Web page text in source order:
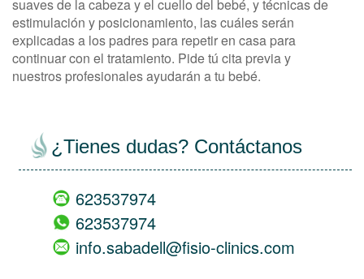
suaves de la cabeza y el cuello del bebé, y técnicas de
estimulación y posicionamiento, las cuáles serán
explicadas a los padres para repetir en casa para
continuar con el tratamiento. Pide tú cita previa y
nuestros profesionales ayudarán a tu bebé.
¿Tienes dudas? Contáctanos
623537974
623537974
info.sabadell@fisio-clinics.com